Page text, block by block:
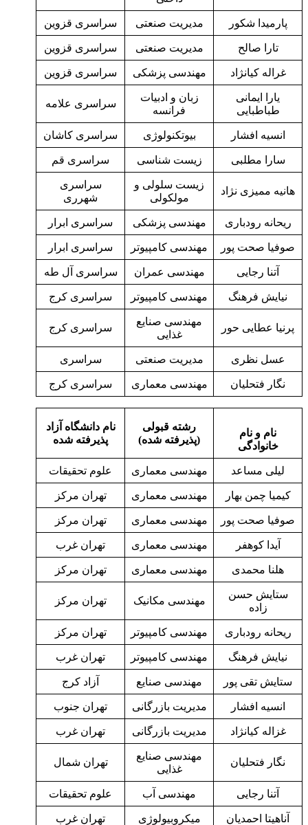
پارمیدا شکور مدیریت صنعتی سراسری قزوین
تارا صالح مدیریت صنعتی سراسری قزوین
غراله کیانژاد مهندسی پزشکی سراسری قزوین
یارا ایمانی
طباطبایی
زبان و ادبیات
فرانسه
سراسری علامه
انسیه افشار بیوتکنولوژی سراسری کاشان
سارا مطلبی زیست شناسی سراسری قم
هانیه ممیزی نژاد
زیست سلولی و
مولکولی
سراسری
شهرری
ریحانه رودباری مهندسی پزشکی سراسری ابرار
صوفیا صحت پور مهندسی کامپیوتر سراسری ابرار
آتنا رجایی مهندسی عمران سراسری آل طه
نیایش فرهنگ مهندسی کامپیوتر سراسری کرج
پرنیا عطایی حور
مهندسی صنایع
غذایی
سراسری کرج
عسل نظری مدیریت صنعتی سراسری
نگار فتحلیان مهندسی معماری سراسری کرج
نام و نام
خانوادگی
رشته قبولی
(پذیرفته شده)
نام دانشگاه آزاد
پذیرفته شده
لیلی مساعد مهندسی معماری علوم تحقیقات
کیمیا چمن بهار مهندسی معماری تهران مرکز
صوفیا صحت پور مهندسی معماری تهران مرکز
آیدا کوهفر مهندسی معماری تهران غرب
هلنا محمدی مهندسی معماری تهران مرکز
ستایش حسن
زاده
مهندسی مکانیک تهران مرکز
ریحانه رودباری مهندسی کامپیوتر تهران مرکز
نیایش فرهنگ مهندسی کامپیوتر تهران غرب
ستایش تقی پور مهندسی صنایع آزاد کرج
انسیه افشار مدیریت بازرگانی تهران جنوب
غزاله کیانژاد مدیریت بازرگانی تهران غرب
نگار فتحلیان
مهندسی صنایع
غذایی
تهران شمال
آتنا رجایی مهندسی آب علوم تحقیقات
آناهیتا احمدیان میکروبیولوژی تهران غرب